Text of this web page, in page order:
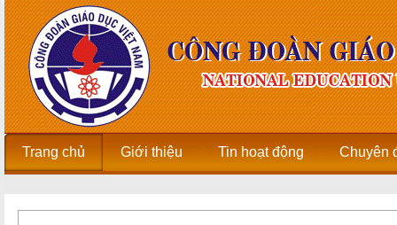
Trang chủ Giới thiệu Tin hoạt động Chuyên